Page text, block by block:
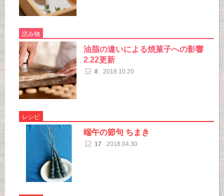
読み物
油脂の違いによる焼菓子への影響
2.22更新
8 2018.10.20
レシピ
端午の節句 ちまき
17 2018.04.30